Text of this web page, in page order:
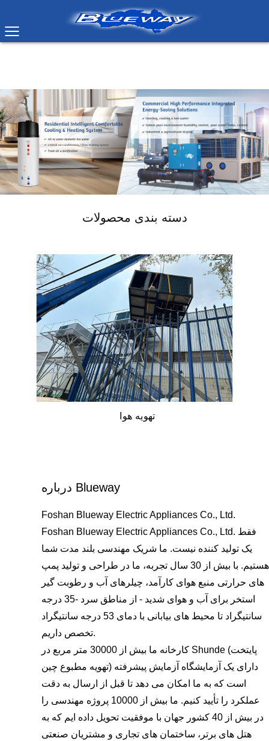
دسته بندی محصولات
تهویه هوا
درباره Blueway
Foshan Blueway Electric Appliances Co., Ltd.
Foshan Blueway Electric Appliances Co., Ltd. فقط
یک تولید کننده نیست. ما شریک مهندسی بلند مدت شما
هستیم. با بیش از 30 سال تجربه، ما در طراحی و تولید پمپ
های حرارتی منبع هوای کارآمد، چیلرهای آب و رطوبت گیر
استخر برای آب و هوای شدید - از مناطق سرد -35 درجه
سانتیگراد تا محیط های بیابانی با دمای 53 درجه سانتیگراد
تخصص داریم.
کارخانه ما بیش از 30000 متر مربع در Shunde (پایتخت
تهویه مطبوع چین) دارای یک آزمایشگاه آزمایش پیشرفته
است که به ما امکان می دهد تا قبل از ارسال به دقت
عملکرد را تأیید کنیم. ما بیش از 10000 پروژه مهندسی را
در بیش از 40 کشور جهان با موفقیت تحویل داده ایم که به
هتل های برتر، ساختمان های تجاری و مشتریان صنعتی